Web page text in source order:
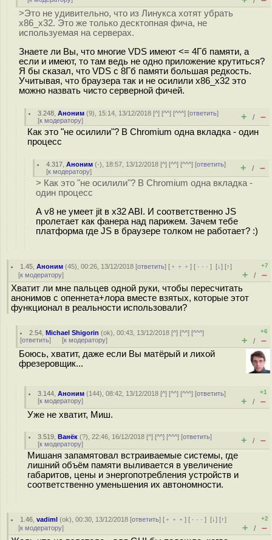
>Это не удивительно, что из Линукса хотят убрать
x86_x32. Это же только десктопная фича, не
используемая на серверах.
Знаете ли Вы, что многие VDS имеют <= 4Гб памяти, а
если и имеют, то там ведь не одно приложение крутиться?
Я бы сказал, что VDS c 8Гб памяти большая редкость.
Учитывая, что браузера так и не осилили x86_x32 это
можно назвать чисто серверной фичей.
3.248 ,Аноним (9), 15:14, 13/12/2018 [^] [^^] [^^^] [ответить]
[к модератору] + / –
Как это "не осилили"? В Chromium одна вкладка - один
процесс
4.317 ,Аноним (-), 18:57, 13/12/2018 [^] [^^] [^^^] [ответить]
[к модератору] + / –
> Как это "не осилили"? В Chromium одна вкладка -
один процесс
А v8 не умеет jit в x32 ABI. И соответственно JS
пролетает как фанера над парижем. Зачем тебе
платформа где JS в браузере толком не работает? :)
1.45 ,Аноним (45), 00:26, 13/12/2018 [ответить] [ ﹢﹢﹢] [ · · ·][↓] [↑]
[к модератору]
+7
+ / –
Хватит ли мне пальцев одной руки, чтобы пересчитать
анонимов с опеннета+лора вместе взятых, которые этот
функционал в реальности использовали?
2.54 ,Michael Shigorin (ok), 00:43, 13/12/2018 [^] [^^] [^^^]
[ответить] [к модератору]
+6
+ / –
Боюсь, хватит, даже если Вы матёрый и лихой
фрезеровщик...
3.144 ,Аноним (144), 08:42, 13/12/2018 [^] [^^] [^^^] [ответить]
[к модератору]
+1
+ / –
Уже не хватит, Миш.
3.519 ,Ванёк (?), 22:46, 16/12/2018 [^] [^^] [^^^] [ответить]
[к модератору] + / –
Мишаня запамятовал встраиваемые системы, где
лишний объём памяти выливается в увеличение
габаритов, цены и энергопотребления устройств и
соответственно уменьшения их автономности.
1.46 ,vadiml (ok), 00:30, 13/12/2018 [ответить] [ ﹢﹢﹢] [ · · ·][↓] [↑]
[к модератору]
+2
+ / –